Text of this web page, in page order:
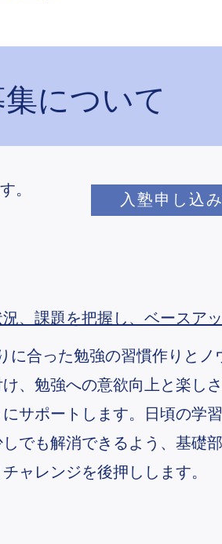
について
。
入塾申し込み
、課題を把握し、ベースア
に合った勉強の習慣作りとノ
、勉強への意欲向上と楽し
にサポートします。日頃の学
でも解消できるよう、基礎
ャレンジを後押しします。